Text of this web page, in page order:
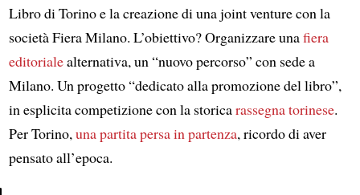
Libro di Torino e la creazione di una joint venture con la
società Fiera Milano. L’obiettivo? Organizzare unafiera
editorialealternativa, un “nuovo percorso” con sede a
Milano. Un progetto “dedicato alla promozione del libro”,
in esplicita competizione con la storicarassegna torinese.
Per Torino,una partita persa in partenza, ricordo di aver
pensato all’epoca.